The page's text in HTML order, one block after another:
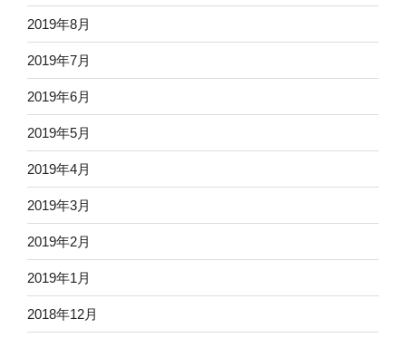
2019年8月
2019年7月
2019年6月
2019年5月
2019年4月
2019年3月
2019年2月
2019年1月
2018年12月